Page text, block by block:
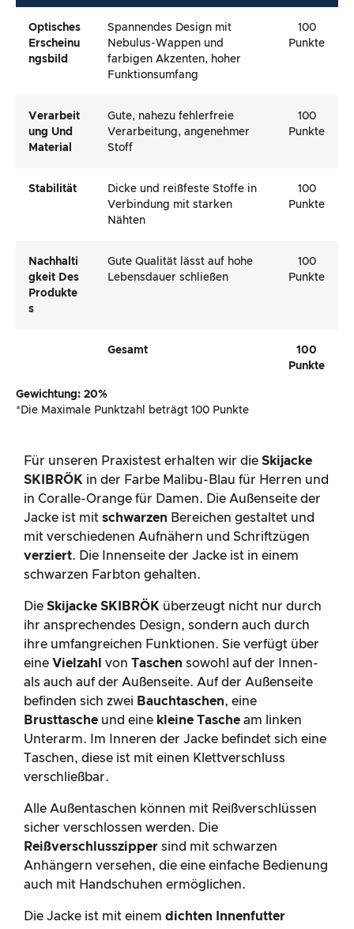
Optisches
Erscheinu
Ngsbild
Spannendes Design mit
Nebulus-Wappen und
farbigen Akzenten, hoher
Funktionsumfang
100
Punkte
Verarbeit
Ung Und
Material
Gute, nahezu fehlerfreie
Verarbeitung, angenehmer
Stoff
100
Punkte
Stabilität
Dicke und reißfeste Stoffe in
Verbindung mit starken
Nähten
100
Punkte
Nachhalti
Gkeit Des
Produkte
S
Gute Qualität lässt auf hohe
Lebensdauer schließen
100
Punkte
Gesamt
100
Punkte
Gewichtung: 20%
*Die Maximale Punktzahl beträgt 100 Punkte
Für unseren Praxistest erhalten wir die Skijacke
SKIBRÖK in der Farbe Malibu-Blau für Herren und
in Coralle-Orange für Damen. Die Außenseite der
Jacke ist mit schwarzen Bereichen gestaltet und
mit verschiedenen Aufnähern und Schriftzügen
verziert. Die Innenseite der Jacke ist in einem
schwarzen Farbton gehalten.
Die Skijacke SKIBRÖK überzeugt nicht nur durch
ihr ansprechendes Design, sondern auch durch
ihre umfangreichen Funktionen. Sie verfügt über
eine Vielzahl von Taschen sowohl auf der Innen-
als auch auf der Außenseite. Auf der Außenseite
befinden sich zwei Bauchtaschen, eine
Brusttasche und eine kleine Tasche am linken
Unterarm. Im Inneren der Jacke befindet sich eine
Taschen, diese ist mit einen Klettverschluss
verschließbar.
Alle Außentaschen können mit Reißverschlüssen
sicher verschlossen werden. Die
Reißverschlusszipper sind mit schwarzen
Anhängern versehen, die eine einfache Bedienung
auch mit Handschuhen ermöglichen.
Die Jacke ist mit einem dichten Innenfutter